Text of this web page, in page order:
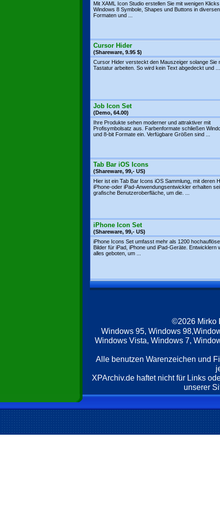
Mit XAML Icon Studio erstellen Sie mit wenigen
Windows 8 Symbole, Shapes und Buttons in diversen
Formaten und ...
Cursor Hider
(Shareware, 9.95 $)
Cursor Hider versteckt den Mauszeiger solange Sie
Tastatur arbeiten. So wird kein Text abgedeckt und ...
Job Icon Set
(Demo, 64.00)
Ihre Produkte sehen moderner und attraktiver mit
Profisymbolsatz aus. Farbenformate schließen
und 8-bit Formate ein. Verfügbare Größen sind ...
Tab Bar iOS Icons
(Shareware, 99,- US)
Hier ist ein Tab Bar Icons iOS Sammlung, mit deren
iPhone-oder iPad-Anwendungsentwickler erhalten
grafische Benutzeroberfläche, um die. ...
iPhone Icon Set
(Shareware, 99,- US)
iPhone Icons Set umfasst mehr als 1200
Bilder für iPad, iPhone und iPad-Geräte. Entwicklern
alles geboten, um ...
©2026 Mirko
Windows 95, Windows
Windows Vista, Windows 7,
Alle benutzen Warenzeichen und
XPArchiv.de haftet nicht für Links
unserer